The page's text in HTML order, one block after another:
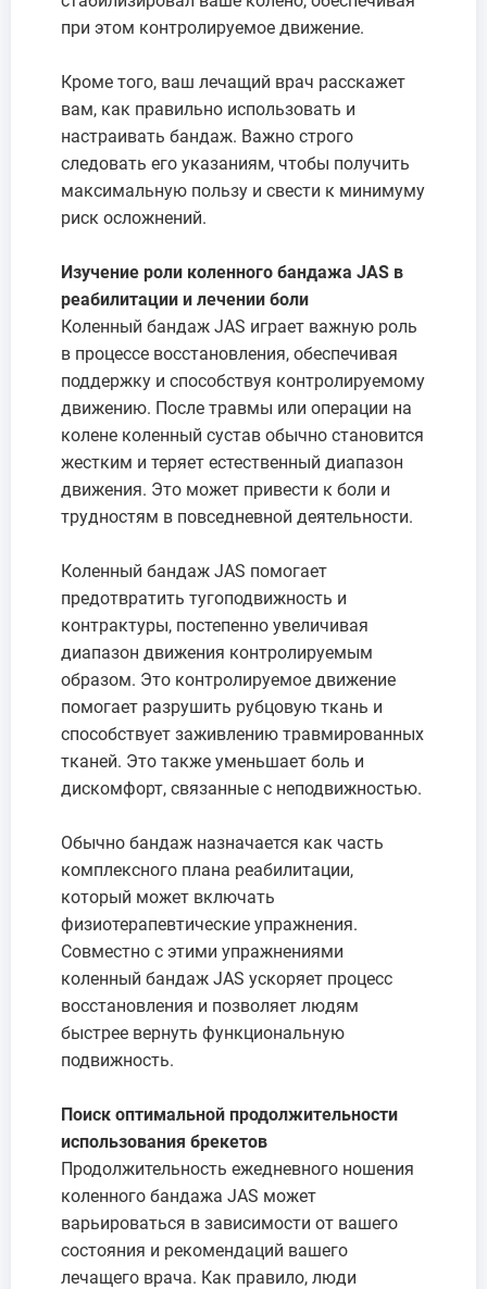
при этом контролируемое движение.
Кроме того, ваш лечащий врач расскажет
вам, как правильно использовать и
настраивать бандаж. Важно строго
следовать его указаниям, чтобы получить
максимальную пользу и свести к минимуму
риск осложнений.
Изучение роли коленного бандажа JAS в
реабилитации и лечении боли
Коленный бандаж JAS играет важную роль
в процессе восстановления, обеспечивая
поддержку и способствуя контролируемому
движению. После травмы или операции на
колене коленный сустав обычно становится
жестким и теряет естественный диапазон
движения. Это может привести к боли и
трудностям в повседневной деятельности.
Коленный бандаж JAS помогает
предотвратить тугоподвижность и
контрактуры, постепенно увеличивая
диапазон движения контролируемым
образом. Это контролируемое движение
помогает разрушить рубцовую ткань и
способствует заживлению травмированных
тканей. Это также уменьшает боль и
дискомфорт, связанные с неподвижностью.
Обычно бандаж назначается как часть
комплексного плана реабилитации,
который может включать
физиотерапевтические упражнения.
Совместно с этими упражнениями
коленный бандаж JAS ускоряет процесс
восстановления и позволяет людям
быстрее вернуть функциональную
подвижность.
Поиск оптимальной продолжительности
использования брекетов
Продолжительность ежедневного ношения
коленного бандажа JAS может
варьироваться в зависимости от вашего
состояния и рекомендаций вашего
лечащего врача. Как правило, люди